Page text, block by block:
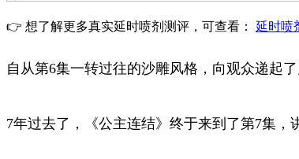
👉 想了解更多真实延时喷剂测评，可查看： 延时喷
自从第6集一转过往的沙雕风格，向观众递起
7年过去了，《公主连结》终于来到了第7集，